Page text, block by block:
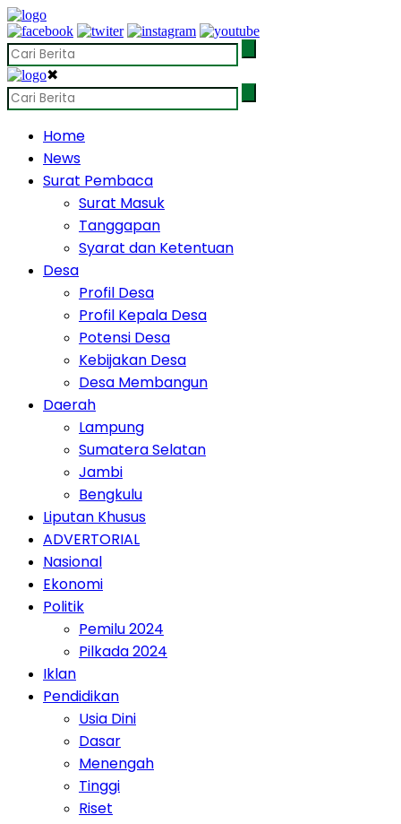
✖
Home
News
Surat Pembaca
Surat Masuk
Tanggapan
Syarat dan Ketentuan
Desa
Profil Desa
Profil Kepala Desa
Potensi Desa
Kebijakan Desa
Desa Membangun
Daerah
Lampung
Sumatera Selatan
Jambi
Bengkulu
Liputan Khusus
ADVERTORIAL
Nasional
Ekonomi
Politik
Pemilu 2024
Pilkada 2024
Iklan
Pendidikan
Usia Dini
Dasar
Menengah
Tinggi
Riset